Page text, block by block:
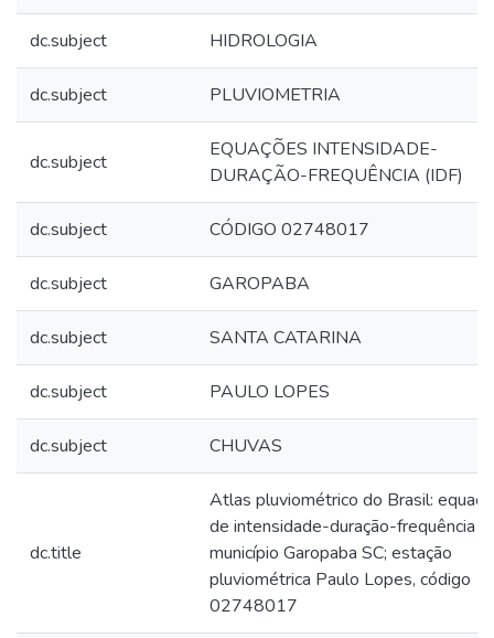
dc.subject HIDROLOGIA
dc.subject PLUVIOMETRIA
dc.subject
EQUAÇÕES INTENSIDADE-
DURAÇÃO-FREQUÊNCIA (IDF)
dc.subject CÓDIGO 02748017
dc.subject GAROPABA
dc.subject SANTA CATARINA
dc.subject PAULO LOPES
dc.subject CHUVAS
dc.title
Atlas pluviométrico do Brasil:
de intensidade-duração-frequência
município Garopaba SC; estação
pluviométrica Paulo Lopes, código
02748017